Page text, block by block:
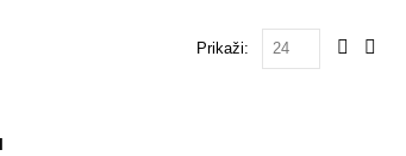
Prikaži: